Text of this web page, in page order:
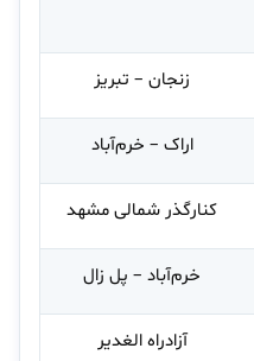
زنجان – تبریز
اراک – خرم‌آباد
کنارگذر شمالی مشهد
خرم‌آباد – پل زال
آزادراه الغدیر